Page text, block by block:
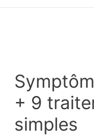
+ 9
simples